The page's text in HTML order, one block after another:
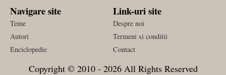
Navigare site
Teme
Autori
Enciclopedie
Link-uri site
Despre noi
Termeni si conditii
Contact
Copyright © 2010 - 2026 All Rights Reserved